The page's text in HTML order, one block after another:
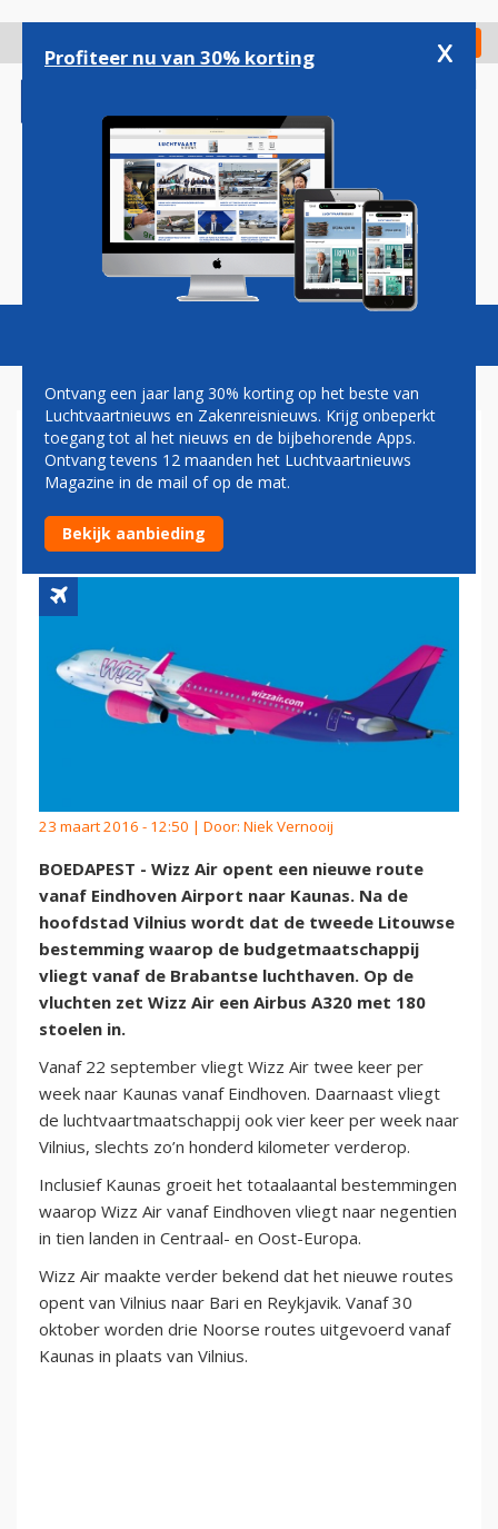
gaan
Check in
Magazine Podcasts Vacatures
WIZZ AIR VANAF EINDHOVEN
NAAR TWEEDE LITOUWSE
BESTEMMING
23 maart 2016 - 12:50 | Door: Niek Vernooij
BOEDAPEST - Wizz Air opent een nieuwe route
vanaf Eindhoven Airport naar Kaunas. Na de
hoofdstad Vilnius wordt dat de tweede Litouwse
bestemming waarop de budgetmaatschappij
vliegt vanaf de Brabantse luchthaven. Op de
vluchten zet Wizz Air een Airbus A320 met 180
stoelen in.
Vanaf 22 september vliegt Wizz Air twee keer per
week naar Kaunas vanaf Eindhoven. Daarnaast vliegt
de luchtvaartmaatschappij ook vier keer per week naar
Vilnius, slechts zo’n honderd kilometer verderop.
Inclusief Kaunas groeit het totaalaantal bestemmingen
waarop Wizz Air vanaf Eindhoven vliegt naar negentien
in tien landen in Centraal- en Oost-Europa.
Wizz Air maakte verder bekend dat het nieuwe routes
opent van Vilnius naar Bari en Reykjavik. Vanaf 30
oktober worden drie Noorse routes uitgevoerd vanaf
Kaunas in plaats van Vilnius.
Profiteer nu van 30% korting x
Ontvang een jaar lang 30% korting op het beste van
Luchtvaartnieuws en Zakenreisnieuws. Krijg onbeperkt
toegang tot al het nieuws en de bijbehorende Apps.
Ontvang tevens 12 maanden het Luchtvaartnieuws
Magazine in de mail of op de mat.
Bekijk aanbieding